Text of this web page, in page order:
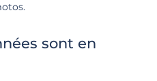
sont en